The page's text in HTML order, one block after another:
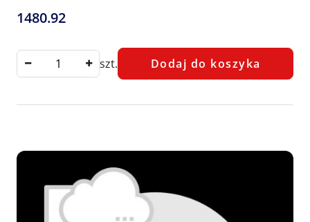
Cena:
1480.92
szt. Dodaj do koszyka